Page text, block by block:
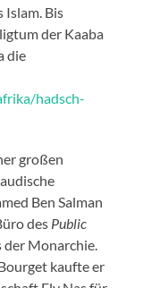
Islam. Bis
der Kaaba
die
hadsch-
großen
Ben Salman
des Public
der Monarchie.
kaufte er